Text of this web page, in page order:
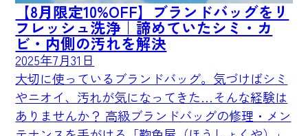
【8月限定10%OFF】ブランドバッグをリ
フレッシュ洗浄｜諦めていたシミ・カ
ビ・内側の汚れを解決
2025年7月31日
大切に使っているブランドバッグ。気づけばシミ
やニオイ、汚れが気になってきた…そんな経験は
ありませんか？ 高級ブランドバッグの修理・メン